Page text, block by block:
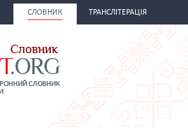
СЛОВНИК ТРАНСЛІТЕРАЦІЯ